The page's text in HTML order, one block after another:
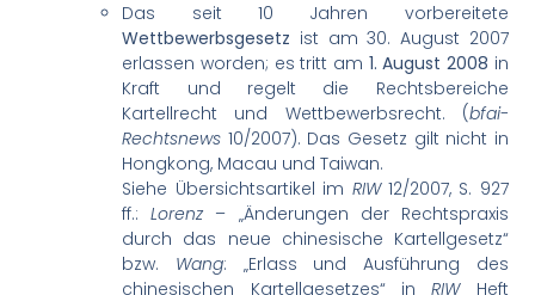
Das seit 10 Jahren vorbereitete
Wettbewerbsgesetz ist am 30. August 2007
erlassen worden; es tritt am 1. August 2008 in
Kraft und regelt die Rechtsbereiche
Kartellrecht und Wettbewerbsrecht. (bfai-
Rechtsnews 10/2007). Das Gesetz gilt nicht in
Hongkong, Macau und Taiwan.
Siehe Übersichtsartikel im RIW12/2007, S. 927
ff.:Lorenz– „Änderungen der Rechtspraxis
durch das neue chinesische Kartellgesetz“
bzw. Wang: „Erlass und Ausführung des
chinesischen Kartellgesetzes“ inRIWHeft